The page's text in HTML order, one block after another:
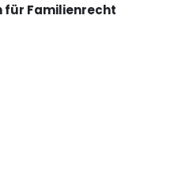
für Familienrecht